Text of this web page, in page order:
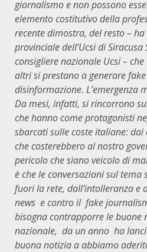
giornalismo e non possono
elemento costitutivo della
recente dimostra, del resto –
provinciale dell’Ucsi di Siracusa
consigliere nazionale Ucsi –
altri si prestano a generare
disinformazione. L’emergenza
Da mesi, infatti, si rincorrono
che hanno come protagonisti
sbarcati sulle coste italiane:
che costerebbero al nostro
pericolo che siano veicolo di
è che le conversazioni sul
fuori la rete, dall’intolleranza e
news e contro il fake
bisogna contrapporre le buone
nazionale, da un anno ha
buona notizia a abbiamo